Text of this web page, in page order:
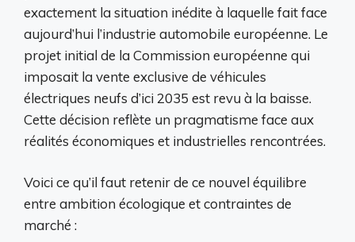
exactement la situation inédite à laquelle fait face
aujourd’hui l’industrie automobile européenne. Le
projet initial de la Commission européenne qui
imposait la vente exclusive de véhicules
électriques neufs d’ici 2035 est revu à la baisse.
Cette décision reflète un pragmatisme face aux
réalités économiques et industrielles rencontrées.
Voici ce qu’il faut retenir de ce nouvel équilibre
entre ambition écologique et contraintes de
marché :